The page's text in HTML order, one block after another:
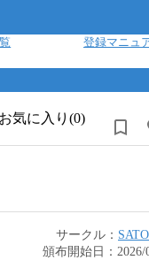
登録マニュ
お気に入り(0)
サークル：
頒布開始日： 2026/